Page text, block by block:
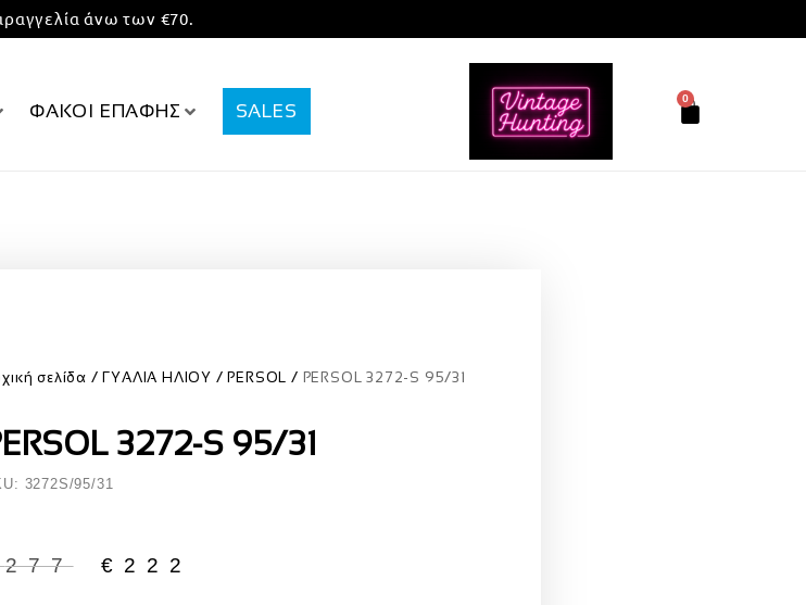
άνω των €70.
ΦΑΚΟΙ ΕΠΑΦΗΣ SALES
0
σελίδα ΓΥΑΛΙΑ ΗΛΙΟΥ PERSOL PERSOL 3272-S 95/31
3272-S 95/31
3272S/95/31
277 € 222